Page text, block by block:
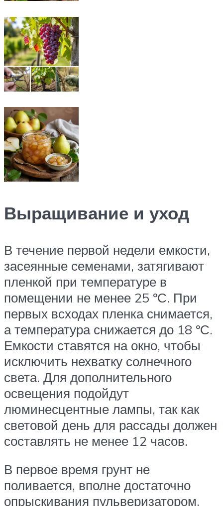
Выращивание и уход
В течение первой недели емкости,
засеянные семенами, затягивают
пленкой при температуре в
помещении не менее 25 ºС. При
первых всходах пленка снимается,
а температура снижается до 18 ºС.
Емкости ставятся на окно, чтобы
исключить нехватку солнечного
света. Для дополнительного
освещения подойдут
люминесцентные лампы, так как
световой день для рассады должен
составлять не менее 12 часов.
В первое время грунт не
поливается, вполне достаточно
опрыскивания пульверизатором.